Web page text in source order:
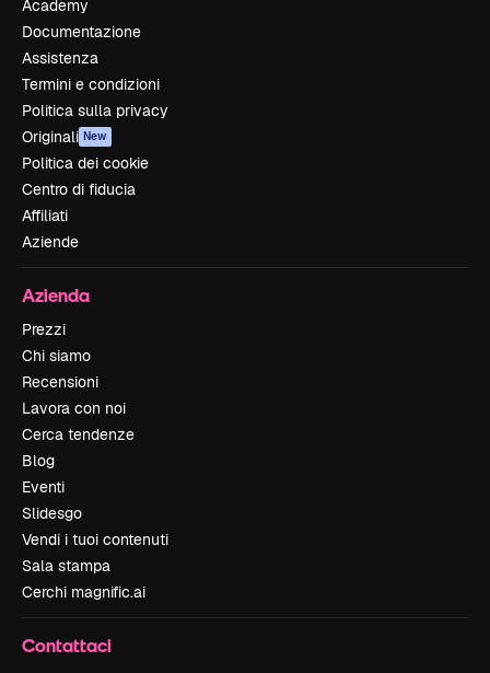
Academy
Documentazione
Assistenza
Termini e condizioni
Politica sulla privacy
Originali New
Politica dei cookie
Centro di fiducia
Affiliati
Aziende
Azienda
Prezzi
Chi siamo
Recensioni
Lavora con noi
Cerca tendenze
Blog
Eventi
Slidesgo
Vendi i tuoi contenuti
Sala stampa
Cerchi magnific.ai
Contattaci